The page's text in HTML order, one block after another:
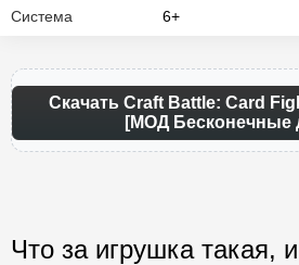
Система 6+
Скачать Craft Battle: Card
[МОД Бесконечные
Что за игрушка такая,